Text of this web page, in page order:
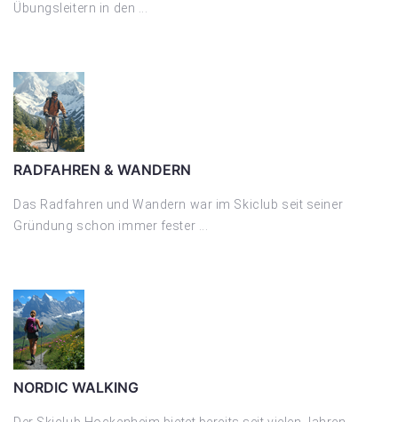
Übungsleitern in den ...
RADFAHREN & WANDERN
Das Radfahren und Wandern war im Skiclub seit seiner
Gründung schon immer fester ...
NORDIC WALKING